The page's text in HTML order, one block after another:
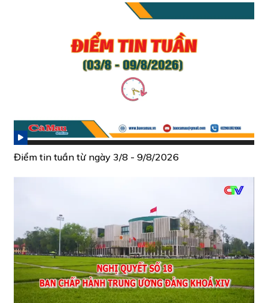
Điểm tin tuần từ ngày 3/8 - 9/8/2026